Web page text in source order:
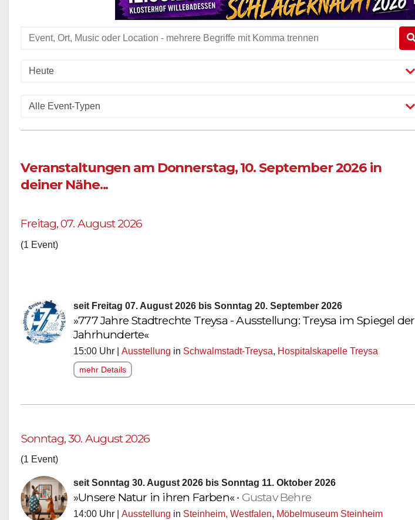
Veranstaltungen am Donnerstag, 10. September 2026 in
deiner Nähe...
Freitag, 07. August 2026
(1 Event)
seit Freitag 07. August 2026 bis Sonntag 20. September 2026
»777 Jahre Stadtrechte Treysa - Ausstellung: Treysa im Spiegel der
Jahrhunderte«
15:00 Uhr | Ausstellung in Schwalmstadt-Treysa, Hospitalskapelle Treysa
mehr Details
Sonntag, 30. August 2026
(1 Event)
seit Sonntag 30. August 2026 bis Sonntag 11. Oktober 2026
»Unsere Natur in ihren Farben«• Gustav Behre
14:00 Uhr | Ausstellung in Steinheim, Westfalen, Möbelmuseum Steinheim